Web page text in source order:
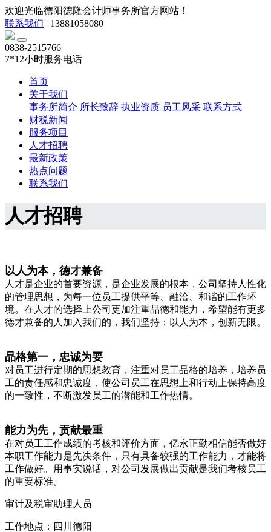
欢迎光临德阳德隆会计师事务所官方网站！
联系我们 | 13881058080
0838-2515766
7*12小时服务电话
首页
关于我们
事务所简介 所长致辞 执业资质 员工风采 联系方式
财税新闻
服务项目
人才招聘
最新政策
热点问题
联系我们
人才招聘
以人为本，德才兼备
人才是企业的首要资源，是企业发展的根本，公司坚持人性化
的管理思想，为每一位员工提供平等、融洽、和谐的工作环
境。在人才的选择上公司更加注重品德和能力，希望能有更多
德才兼备的人加入我们的，我们坚持：以人为本，创新无限。
品格第一，忠诚为要
对员工进行定期的思想教育，注重对员工品格的培养，培养员
工的责任感和忠诚度，使公司员工在思想上和行动上保持高度
的一致性，不断激发员工的潜能和工作热情。
能力为先，贡献最重
在对员工工作成绩的考核和评价方面，亿永正勤相信能否做好
本职工作能力是先决条件，只有具备较强的工作能力，才能将
工作做好。用事实说话，对公司发展做出贡献是我们考核员工
的重要标准。
审计及税审助理人员
工作地点：四川德阳